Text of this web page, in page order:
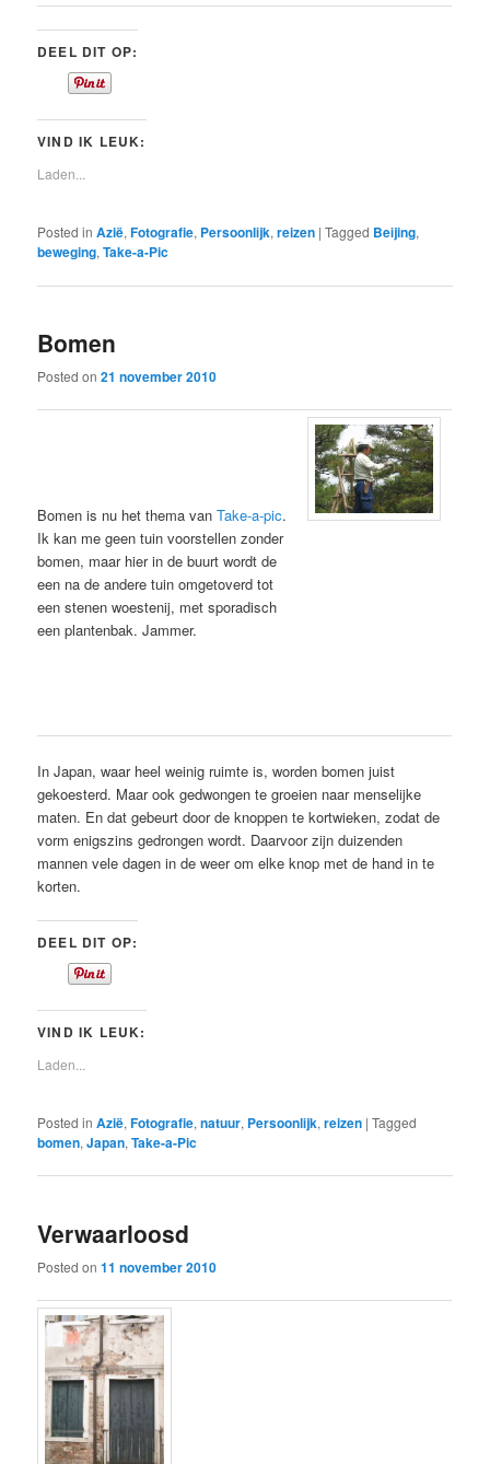
DEEL DIT OP:
VIND IK LEUK:
Laden...
Posted in Azië,Fotografie, Persoonlijk,reizen |Tagged Beijing,
beweging,Take-a-Pic
Bomen
Posted on21 november 2010
Bomen is nu het thema van Take-a-pic.
Ik kan me geen tuin voorstellen zonder
bomen, maar hier in de buurt wordt de
een na de andere tuin omgetoverd tot
een stenen woestenij, met sporadisch
een plantenbak. Jammer.
In Japan, waar heel weinig ruimte is, worden bomen juist
gekoesterd. Maar ook gedwongen te groeien naar menselijke
maten. En dat gebeurt door de knoppen te kortwieken, zodat de
vorm enigszins gedrongen wordt. Daarvoor zijn duizenden
mannen vele dagen in de weer om elke knop met de hand in te
korten.
DEEL DIT OP:
VIND IK LEUK:
Laden...
Posted in Azië,Fotografie,natuur, Persoonlijk,reizen |Tagged
bomen,Japan,Take-a-Pic
Verwaarloosd
Posted on11 november 2010